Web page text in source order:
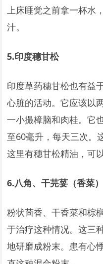
上床睡觉之前拿一杯水
汁。
5.印度穗甘松
印度草药穗甘松也有益
心脏的活动。它应该以
一小撮樟脑和肉桂。它
至60毫升，每天三次。
这里有穗甘松精油，可
6.八角、干芫荽（香菜
粉状茴香、干香菜和棕
于治疗这种情况。这三
地研磨成粉末。患有心